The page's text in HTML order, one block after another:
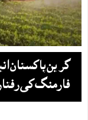
گرین پاکستان
فارمنگ کی